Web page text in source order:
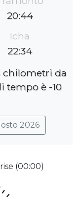
20:44
Icha
22:34
chilometri da
tempo è -10
2026
(00:00)